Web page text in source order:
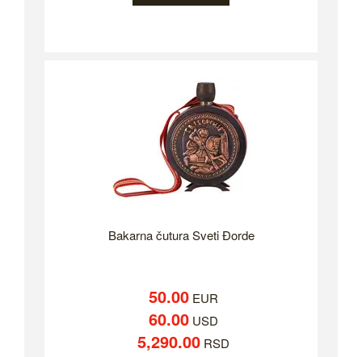
Bakarna čutura Sveti Đorde
50.00EUR
60.00USD
5,290.00RSD